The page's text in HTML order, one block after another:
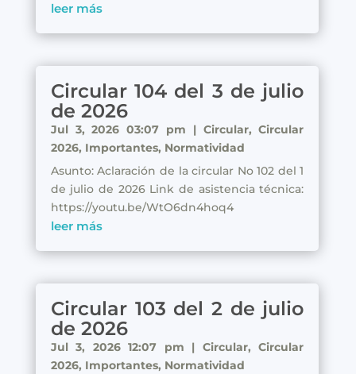
leer más
Circular 104 del 3 de julio
de 2026
Jul 3, 2026 03:07 pm | Circular,Circular
2026, Importantes, Normatividad
Asunto: Aclaración de la circular No 102 del 1
de julio de 2026 Link de asistencia técnica:
https://youtu.be/WtO6dn4hoq4
leer más
Circular 103 del 2 de julio
de 2026
Jul 3, 2026 12:07 pm | Circular,Circular
2026, Importantes, Normatividad